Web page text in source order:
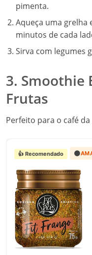
pimenta.
Aqueça uma grelha
minutos de cada
Sirva com legumes
3. Smoothie
Frutas
Perfeito para o café
👍 Recomendado 🟠